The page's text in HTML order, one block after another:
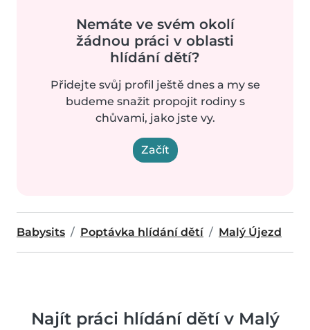
Nemáte ve svém okolí
žádnou práci v oblasti
hlídání dětí?
Přidejte svůj profil ještě dnes a my se
budeme snažit propojit rodiny s
chůvami, jako jste vy.
Začít
Babysits Poptávka hlídání dětí Malý Újezd
Najít práci hlídání dětí v Malý